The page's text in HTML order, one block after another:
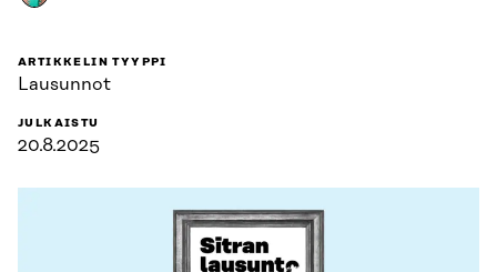
ARTIKKELIN TYYPPI
Lausunnot
JULKAISTU
20.8.2025